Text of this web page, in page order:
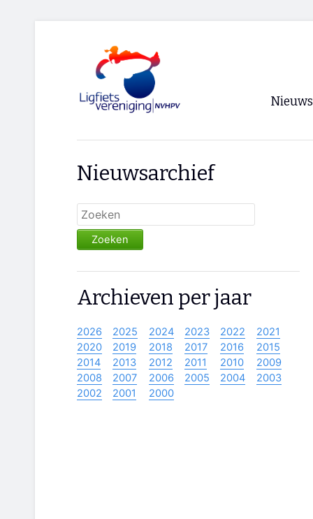
Nieuws
Nieuwsarchief
Zoeken
Archieven per jaar
2026 2025 2024 2023 2022
2021
2020
2019 2018 2017 2016
2015
2014
2013 2012 2011 2010
2009
2008
2007 2006 2005 2004
2003
2002
2001 2000